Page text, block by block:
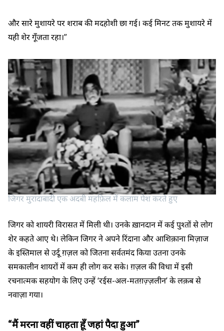
और सारे मुशायरे पर शराब की मदहोशी छा गई। कई मिनट तक मुशायरे में
यही शेर गूँजता रहा।”
जिगर मुरादाबादी एक अदबी महफ़िल में कलाम पेश करते हुए
जिगर को शायरी विरासत में मिली थी। उनके ख़ानदान में कई पुश्तों से लोग
शेर कहते आए थे। लेकिन जिगर ने अपने रिंदाना और आशिक़ाना मिज़ाज
के इस्तिमाल से उर्दू ग़ज़ल को जितना सर्वतमंद किया उतना उनके
समकालीन शायरों में कम ही लोग कर सके। ग़ज़ल की विधा में इसी
रचनात्मक सहयोग के लिए उन्हें ‘रईस-अल-मतग़ज़्ज़लीन’ के लक़ब से
नवाज़ा गया।
“मैं मरना वहीं चाहता हूँ जहां पैदा हुआ”